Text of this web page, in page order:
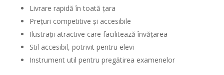
Livrare rapidă în toată țara
Prețuri competitive și accesibile
Ilustrații atractive care facilitează învățarea
Stil accesibil, potrivit pentru elevi
Instrument util pentru pregătirea examenelor